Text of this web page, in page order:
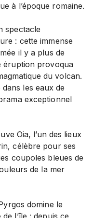
à l’époque romaine.
spectacle
: cette immense
il y a plus de
éruption provoqua
du volcan.
les eaux de
exceptionnel
Oia, l’un des lieux
célèbre pour ses
coupoles bleues de
de la mer
domine le